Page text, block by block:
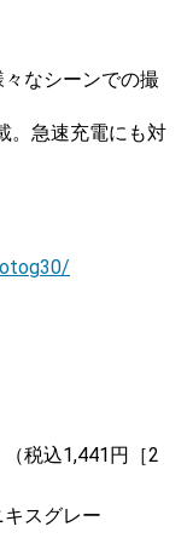
々なシーンでの撮
。急速充電にも対
税込1,441円［2
スグレー